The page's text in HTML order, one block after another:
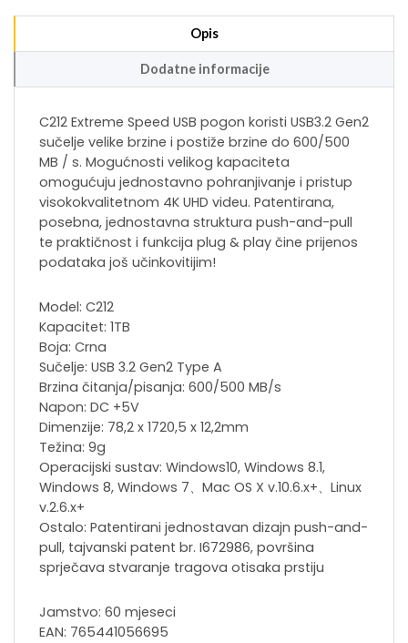
Opis
Dodatne informacije
C212 Extreme Speed ​​USB pogon koristi USB3.2 Gen2
sučelje velike brzine i postiže brzine do 600/500
MB / s. Mogućnosti velikog kapaciteta
omogućuju jednostavno pohranjivanje i pristup
visokokvalitetnom 4K UHD videu. Patentirana,
posebna, jednostavna struktura push-and-pull
te praktičnost i funkcija plug & play čine prijenos
podataka još učinkovitijim!
Model: C212
Kapacitet: 1TB
Boja: Crna
Sučelje: USB 3.2 Gen2 Type A
Brzina čitanja/pisanja: 600/500 MB/s
Napon: DC +5V
Dimenzije: 78,2 x 1720,5 x 12,2mm
Težina: 9g
Operacijski sustav: Windows10, Windows 8.1,
Windows 8, Windows 7、Mac OS X v.10.6.x+、Linux
v.2.6.x+
Ostalo: Patentirani jednostavan dizajn push-and-
pull, tajvanski patent br. I672986, površina
sprječava stvaranje tragova otisaka prstiju
Jamstvo: 60 mjeseci
EAN: 765441056695